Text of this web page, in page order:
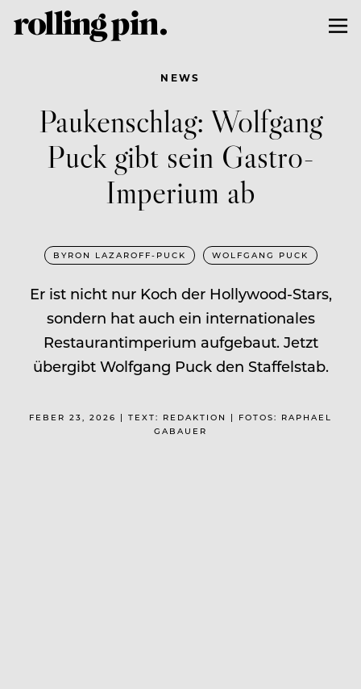
NEWS
Paukenschlag: Wolfgang
Puck gibt sein Gastro-
Imperium ab
BYRON LAZAROFF-PUCK WOLFGANG PUCK
Er ist nicht nur Koch der Hollywood-Stars,
sondern hat auch ein internationales
Restaurantimperium aufgebaut. Jetzt
übergibt Wolfgang Puck den Staffelstab.
FEBER 23, 2026 | TEXT: REDAKTION | FOTOS: RAPHAEL
GABAUER